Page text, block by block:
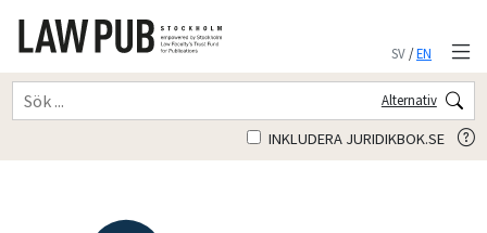
SV/EN
Alternativ
INKLUDERA JURIDIKBOK.SE